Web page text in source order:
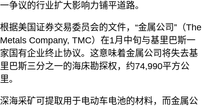
一争议的行业扩大影响力铺平道路。
根据美国证券交易委员会的文件，“金属公司”（The
Metals Company, TMC）在1月中旬与基里巴斯一
家国有企业终止协议。这意味着金属公司将失去基
里巴斯三分之一的海床勘探权，约74,990平方公
里。
深海采矿可提取用于电动车电池的材料，而金属公